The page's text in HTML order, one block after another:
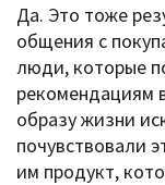
Да. Это тоже
общения с
люди, которые
рекомендациям
образу жизни
почувствовали
им продукт,